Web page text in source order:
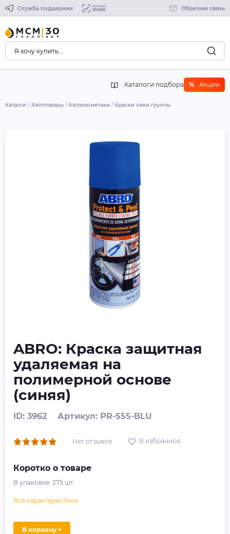
Служба поддержки Обратная связь
Каталоги подбора % Акции
Каталог Автотовары Автокосметика Краски лаки грунты
ABRO: Краска защитная
удаляемая на
полимерной основе
(синяя)
ID: 3962 Артикул: PR-555-BLU
Нет отзывов В избранное
Коротко о товаре
В упаковке: 275 шт.
Все характеристики
В корзину +